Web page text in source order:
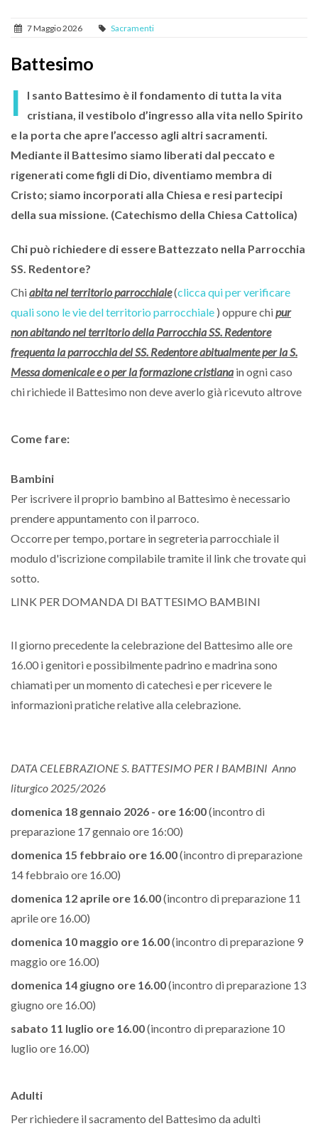
7 Maggio 2026 Sacramenti
Battesimo
I
l santo Battesimo è il fondamento di tutta la vita
cristiana, il vestibolo d’ingresso alla vita nello Spirito
e la porta che apre l’accesso agli altri sacramenti.
Mediante il Battesimo siamo liberati dal peccato e
rigenerati come figli di Dio, diventiamo membra di
Cristo; siamo incorporati alla Chiesa e resi partecipi
della sua missione. (Catechismo della Chiesa Cattolica)
Chi può richiedere di essere Battezzato nella Parrocchia
SS. Redentore?
Chiabita nel territorio parrocchiale(clicca qui per verificare
quali sono le vie del territorio parrocchiale ) oppure chipur
non abitando nel territorio della Parrocchia SS. Redentore
frequenta la parrocchia del SS. Redentore abitualmente per la S.
Messa domenicale e o per la formazione cristiana in ogni caso
chi richiede il Battesimo non deve averlo già ricevuto altrove
Come fare:
Bambini
Per iscrivere il proprio bambino al Battesimo è necessario
prendere appuntamento con il parroco.
Occorre per tempo, portare in segreteria parrocchiale il
modulo d'iscrizione compilabile tramite il link che trovate qui
sotto.
LINK PER DOMANDA DI BATTESIMO BAMBINI
Il giorno precedente la celebrazione del Battesimo alle ore
16.00 i genitori e possibilmente padrino e madrina sono
chiamati per un momento di catechesi e per ricevere le
informazioni pratiche relative alla celebrazione.
DATA CELEBRAZIONE S. BATTESIMO PER I BAMBINI Anno
liturgico 2025/2026
domenica 18 gennaio 2026 - ore 16:00(incontro di
preparazione 17 gennaio ore 16:00)
domenica 15 febbraio ore 16.00(incontro di preparazione
14 febbraio ore 16.00)
domenica 12 aprile ore 16.00(incontro di preparazione 11
aprile ore 16.00)
domenica 10 maggio ore 16.00(incontro di preparazione 9
maggio ore 16.00)
domenica 14 giugno ore 16.00(incontro di preparazione 13
giugno ore 16.00)
sabato 11 luglio ore 16.00(incontro di preparazione 10
luglio ore 16.00)
Adulti
Per richiedere il sacramento del Battesimo da adulti